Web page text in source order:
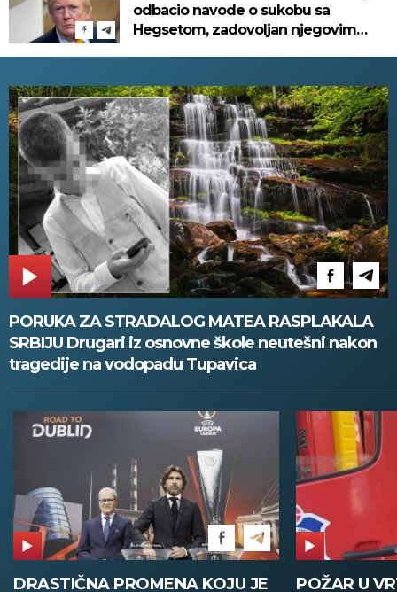
odbacio navode o sukobu sa
Hegsetom, zadovoljan njegovim
PORUKA ZA STRADALOG MATEA RASPLAKALA
SRBIJU Drugari iz osnovne škole neutešni nakon
tragedije na vodopadu Tupavica
DRASTIČNA PROMENA KOJU JE POŽAR U